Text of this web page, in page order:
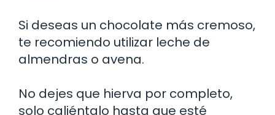
Si deseas un chocolate más cremoso,
te recomiendo utilizar leche de
almendras o avena.
No dejes que hierva por completo,
solo caliéntalo hasta que esté